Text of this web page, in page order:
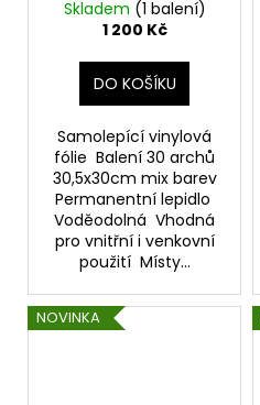
archů
Skladem (1 balení)
1 200 Kč
DO KOŠÍKU
Samolepící vinylová
fólie Balení 30 archů
30,5x30cm mix barev
Permanentní lepidlo
Voděodolná Vhodná
pro vnitřní i venkovní
použití Místy...
NOVINKA